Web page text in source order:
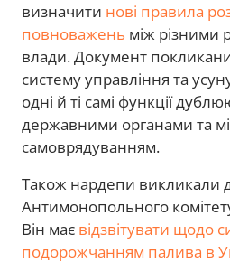
визначити нові правила
повноважень між різними
влади.Документ
систему управління та
одні й ті самі функції
державними органами та
самоврядуванням.
Також нардепи викликали
Антимонопольного
Він має відзвітувати щодо
подорожчанням палива в